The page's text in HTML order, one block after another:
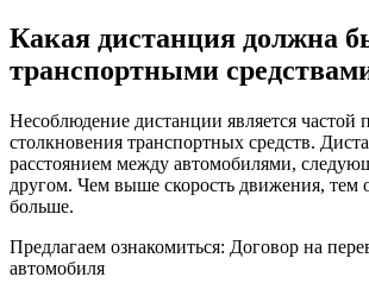
Какая дистанция должна
транспортными
Несоблюдение дистанции является частой
столкновения транспортных средств.
расстоянием между автомобилями,
другом. Чем выше скорость движения, тем
больше.
Предлагаем ознакомиться: Договор на
автомобиля